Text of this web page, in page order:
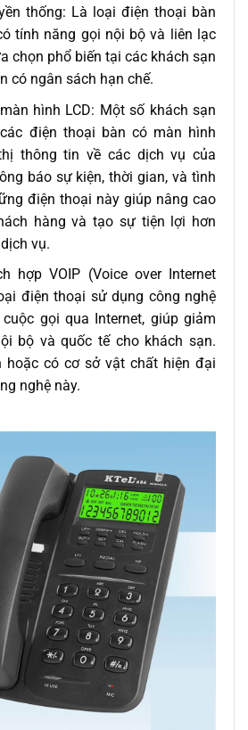
thống: Là loại điện thoại bàn
tính năng gọi nội bộ và liên lạc
chọn phổ biến tại các khách sạn
có ngân sách hạn chế.
hình LCD: Một số khách sạn
điện thoại bàn có màn hình
thông tin về các dịch vụ của
báo sự kiện, thời gian, và tình
điện thoại này giúp nâng cao
hàng và tạo sự tiện lợi hơn
vụ.
hợp VOIP (Voice over Internet
điện thoại sử dụng công nghệ
gọi qua Internet, giúp giảm
bộ và quốc tế cho khách sạn.
hoặc có cơ sở vật chất hiện đại
nghệ này.